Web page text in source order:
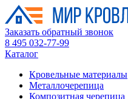
Заказать обратный звонок
8 495 032-77-99
Каталог
Кровельные материалы
Металлочерепица
Композитная черепица